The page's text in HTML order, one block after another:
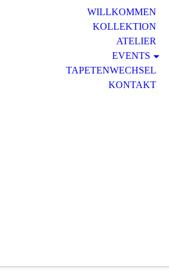
WILLKOMMEN
KOLLEKTION
ATELIER
EVENTS
TAPETENWECHSEL
KONTAKT